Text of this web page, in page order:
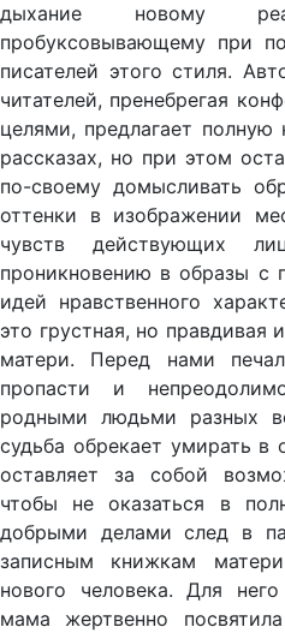
дыхание новому
пробуксовывающему при
писателей этого стиля.
читателей, пренебрегая
целями, предлагает
рассказах, но при этом
по-своему домысливать
оттенки в изображении
чувств действующих
проникновению в образы с
идей нравственного
это грустная, но
матери. Перед нами
пропасти и
родными людьми разных
судьба обрекает умирать
оставляет за собой
чтобы не оказаться в
добрыми делами след в
записным книжкам
нового человека. Для
мама жертвенно